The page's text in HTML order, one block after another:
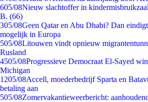
605/08Nieuw slachtoffer in
B. (66)
305/08Geen Qatar en Abu Dhabi? Dan
mogelijk in Europa
505/08Litouwen vindt opnieuw
Rusland
4505/08Progressieve Democraat El-Sayed
Michigan
1205/08Accell, moederbedrijf Sparta en
betaling aan
505/08Zomervakantieweerbericht: